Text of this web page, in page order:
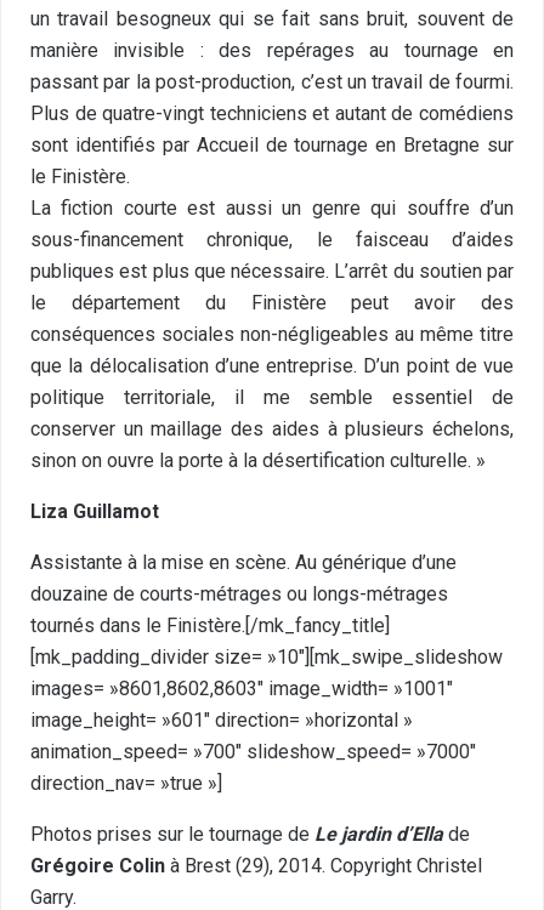
un travail besogneux qui se fait sans bruit, souvent de
manière invisible : des repérages au tournage en
passant par la post-production, c’est un travail de fourmi.
Plus de quatre-vingt techniciens et autant de comédiens
sont identifiés par Accueil de tournage en Bretagne sur
le Finistère.
La fiction courte est aussi un genre qui souffre d’un
sous-financement chronique, le faisceau d’aides
publiques est plus que nécessaire. L’arrêt du soutien par
le département du Finistère peut avoir des
conséquences sociales non-négligeables au même titre
que la délocalisation d’une entreprise. D’un point de vue
politique territoriale, il me semble essentiel de
conserver un maillage des aides à plusieurs échelons,
sinon on ouvre la porte à la désertification culturelle. »
Liza Guillamot
Assistante à la mise en scène. Au générique d’une
douzaine de courts-métrages ou longs-métrages
tournés dans le Finistère.[/mk_fancy_title]
[mk_padding_divider size= »10″][mk_swipe_slideshow
images= »8601,8602,8603″ image_width= »1001″
image_height= »601″ direction= »horizontal »
animation_speed= »700″ slideshow_speed= »7000″
direction_nav= »true »]
Photos prises sur le tournage de Le jardin d’Ellade
Grégoire Colin à Brest (29), 2014. Copyright Christel
Garry.